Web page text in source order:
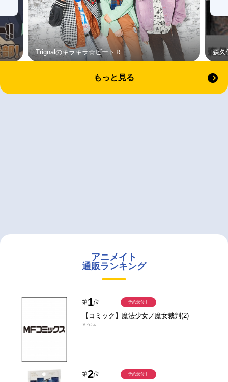
Trignalのキラキラ☆ビートＲ 森久
もっと見る
アニメイト
通販ランキング
第1位
【コミック】魔法少女ノ魔女裁判(2)
￥924
予約受付中
第2位 予約受付中